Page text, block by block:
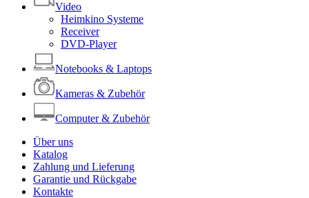
Video
Heimkino Systeme
Receiver
DVD-Player
Notebooks & Laptops
Kameras & Zubehör
Computer & Zubehör
Über uns
Katalog
Zahlung und Lieferung
Garantie und Rückgabe
Kontakte